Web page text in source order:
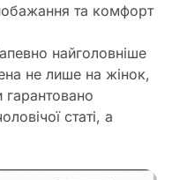
та комфорт
найголовніше
не лише на жінок,
гарантовано
статі, а